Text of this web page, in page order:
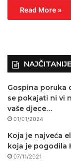
Read More »
NAJČITANIJE
Gospina poruka
se pokajati ni vi
vaše djece…
01/01/2024
Koja je najveća
koja je pogodila
07/11/2021